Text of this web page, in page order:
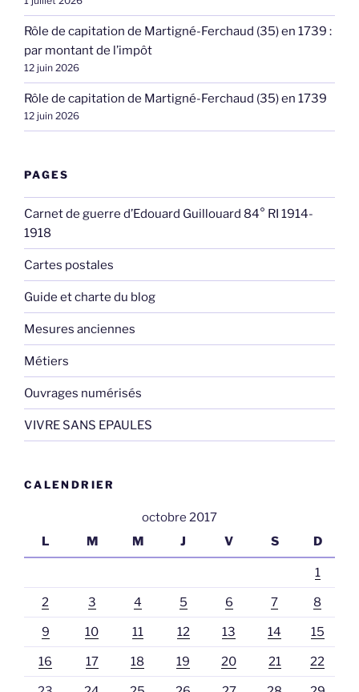
Rôle de capitation de Martigné-Ferchaud (35) en 1739 :
par montant de l’impôt
12 juin 2026
Rôle de capitation de Martigné-Ferchaud (35) en 1739
12 juin 2026
PAGES
Carnet de guerre d’Edouard Guillouard 84° RI 1914-
1918
Cartes postales
Guide et charte du blog
Mesures anciennes
Métiers
Ouvrages numérisés
VIVRE SANS EPAULES
CALENDRIER
octobre 2017
L
M M J V S D
1
2 3 4 5 6 7 8
9 10 11 12 13 14 15
16 17 18 19 20 21 22